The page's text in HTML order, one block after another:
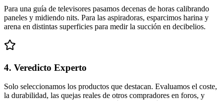
Para una guía de televisores pasamos decenas de horas calibrando
paneles y midiendo nits. Para las aspiradoras, esparcimos harina y
arena en distintas superficies para medir la succión en decibelios.
4. Veredicto Experto
Solo seleccionamos los productos que destacan. Evaluamos el coste,
la durabilidad, las quejas reales de otros compradores en foros, y